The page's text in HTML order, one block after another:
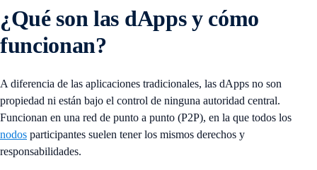
¿Qué son las dApps y cómo
funcionan?
A diferencia de las aplicaciones tradicionales, las dApps no son
propiedad ni están bajo el control de ninguna autoridad central.
Funcionan en una red de punto a punto (P2P), en la que todos los
nodos participantes suelen tener los mismos derechos y
responsabilidades.